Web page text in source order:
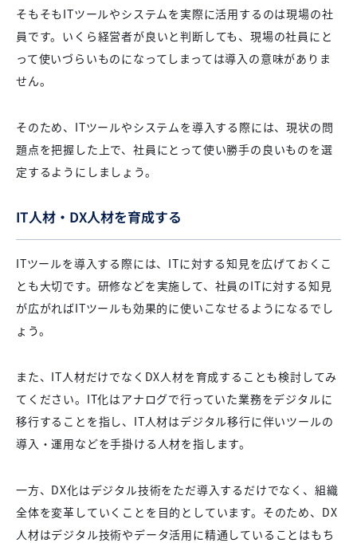
そもそもITツールやシステムを実際に活用するのは現場の社
員です。いくら経営者が良いと判断しても、現場の社員にと
って使いづらいものになってしまっては導入の意味がありま
せん。
そのため、ITツールやシステムを導入する際には、現状の問
題点を把握した上で、社員にとって使い勝手の良いものを選
定するようにしましょう。
IT人材・DX人材を育成する
ITツールを導入する際には、ITに対する知見を広げておくこ
とも大切です。研修などを実施して、社員のITに対する知見
が広がればITツールも効果的に使いこなせるようになるでし
ょう。
また、IT人材だけでなくDX人材を育成することも検討してみ
てください。IT化はアナログで行っていた業務をデジタルに
移行することを指し、IT人材はデジタル移行に伴いツールの
導入・運用などを手掛ける人材を指します。
一方、DX化はデジタル技術をただ導入するだけでなく、組織
全体を変革していくことを目的としています。そのため、DX
人材はデジタル技術やデータ活用に精通していることはもち